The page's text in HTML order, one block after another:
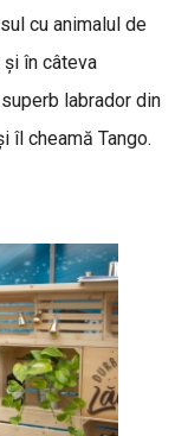
cu animalul de
în câteva
labrador din
îl cheamă Tango.